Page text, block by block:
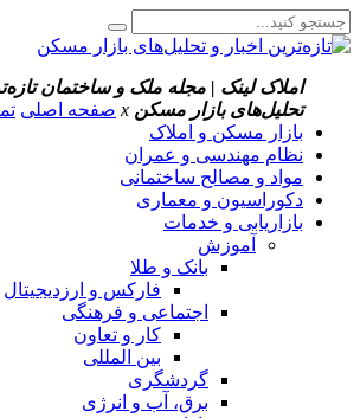
املاک لینک | مجله ملک و ساختمان
تحلیل‌های بازار مسکن x صفحه اصلی
بازار مسکن و املاک
نظام مهندسی و عمران
مواد و مصالح ساختمانی
دکوراسیون و معماری
بازاریابی و خدمات
آموزش
بانک و طلا
فارکس و ارزدیجیتال
اجتماعی و فرهنگی
کار و تعاون
بین المللی
گردشگری
برق، آب و انرژی